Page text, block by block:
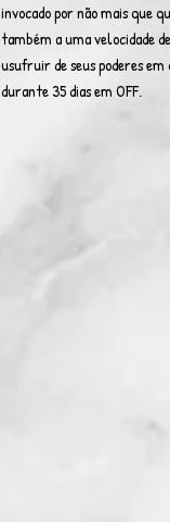
invocado por não mais que
também a uma velocidade
usufruir de seus poderes
durante 35 dias em OFF.